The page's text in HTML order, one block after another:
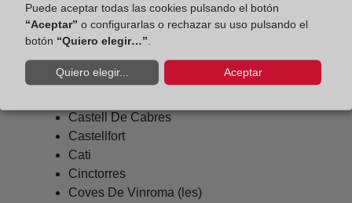
Ares Del Maestre
Benafigos
Benasal
Castell De Cabres
Castellfort
Cati
Cinctorres
Coves De Vinroma (les)
Puede aceptar todas las cookies pulsando el botón
“Aceptar” o configurarlas o rechazar su uso pulsando el
botón “Quiero elegir…”
Quiero elegir... Aceptar